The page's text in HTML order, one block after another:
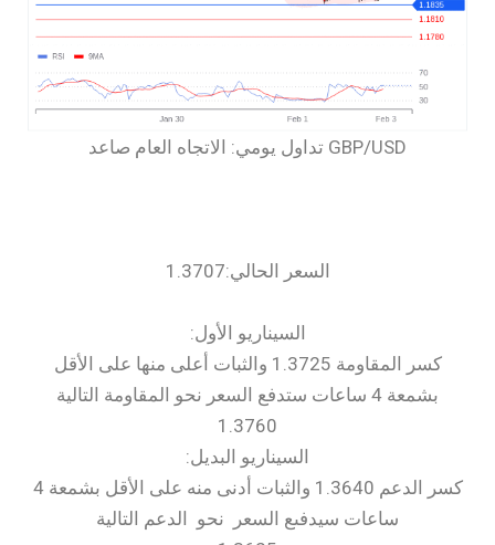
السعر الحالي:1.3707
السيناريو الأول:
كسر المقاومة 1.3725 والثبات أعلى منها على الأقل
بشمعة 4 ساعات ستدفع السعر نحو المقاومة التالية
1.3760
السيناريو البديل:
كسر الدعم 1.3640 والثبات أدنى منه على الأقل بشمعة 4
ساعات سيدفىع السعر نحو الدعم التالية